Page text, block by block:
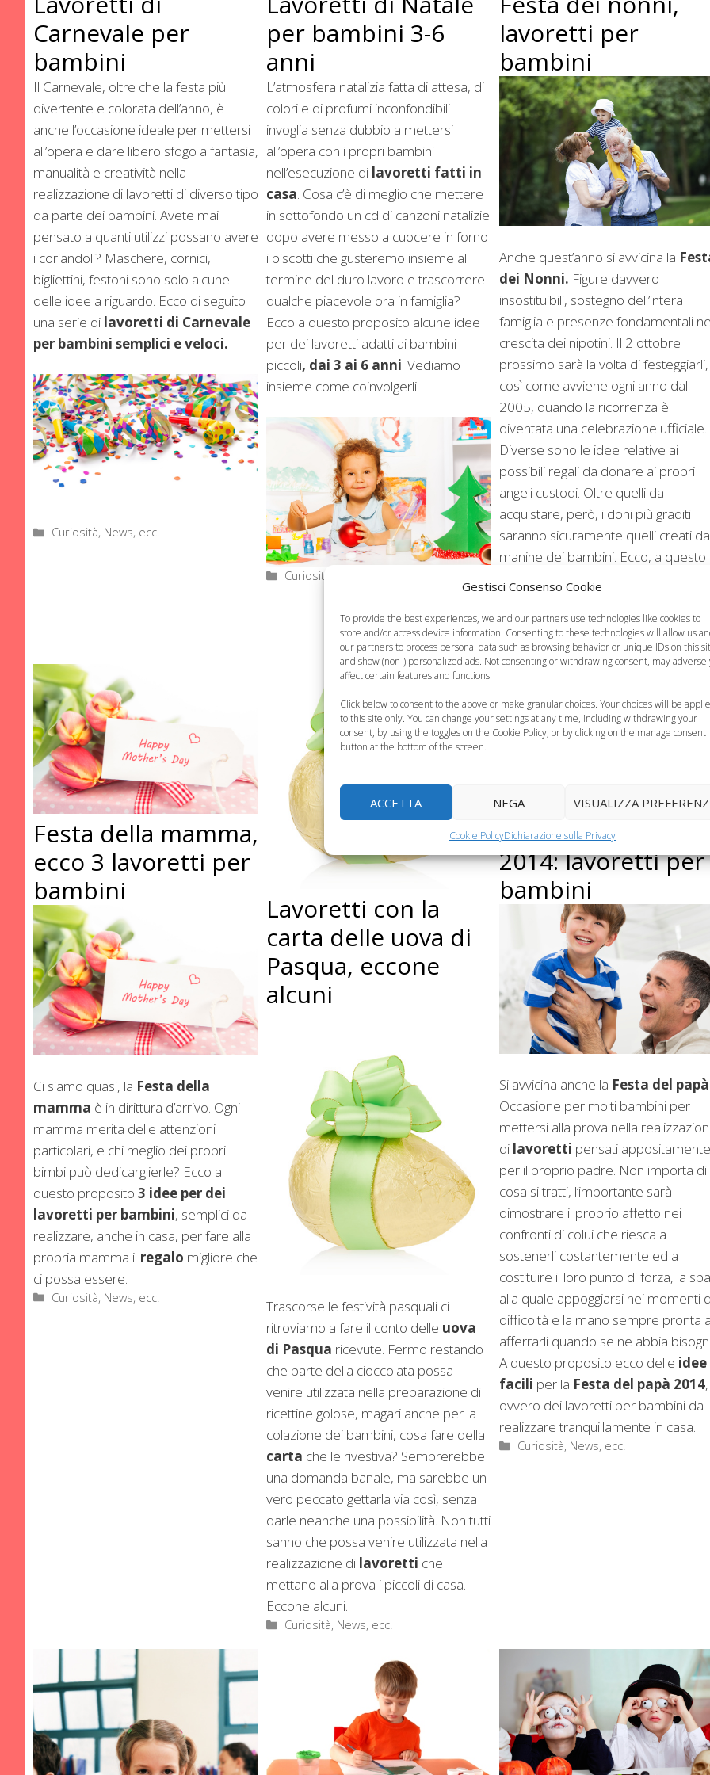
Gestisci Consenso Cookie
To provide the best experiences, we and our partners use technologies like cookies to
store and/or access device information. Consenting to these technologies will allow us
our partners to process personal data such as browsing behavior or unique IDs on this
and show (non-) personalized ads. Not consenting or withdrawing consent, may
affect certain features and functions.
Click below to consent to the above or make granular choices. Your choices will be
to this site only. You can change your settings at any time, including withdrawing your
consent, by using the toggles on the Cookie Policy, or by clicking on the manage consent
button at the bottom of the screen.
ACCETTA NEGA VISUALIZZA
Cookie PolicyDichiarazione sulla Privacy
Carnevale per
bambini
Il Carnevale, oltre che la festa più
divertente e colorata dell’anno, è
anche l’occasione ideale per mettersi
all’opera e dare libero sfogo a fantasia,
manualità e creatività nella
realizzazione di lavoretti di diverso tipo
da parte dei bambini. Avete mai
pensato a quanti utilizzi possano avere
i coriandoli? Maschere, cornici,
bigliettini, festoni sono solo alcune
delle idee a riguardo. Ecco di seguito
una serie di lavoretti di Carnevale
per bambini semplici e veloci.
Categorie
Curiosità, News, ecc.
per bambini 3-6
anni
L’atmosfera natalizia fatta di attesa, di
colori e di profumi inconfondibili
invoglia senza dubbio a mettersi
all’opera con i propri bambini
nell’esecuzione di lavoretti fatti in
casa. Cosa c’è di meglio che mettere
in sottofondo un cd di canzoni natalizie
dopo avere messo a cuocere in forno
i biscotti che gusteremo insieme al
termine del duro lavoro e trascorrere
qualche piacevole ora in famiglia?
Ecco a questo proposito alcune idee
per dei lavoretti adatti ai bambini
piccoli, dai 3 ai 6 anni. Vediamo
insieme come coinvolgerli.
Categorie
Curiosità, News, ecc.
lavoretti per
bambini
Anche quest’anno si avvicina la
dei Nonni. Figure davvero
insostituibili, sostegno dell’intera
famiglia e presenze fondamentali
crescita dei nipotini. Il 2 ottobre
prossimo sarà la volta di festeggiarli,
così come avviene ogni anno dal
2005, quando la ricorrenza è
diventata una celebrazione ufficiale.
Diverse sono le idee relative ai
possibili regali da donare ai propri
angeli custodi. Oltre quelli da
acquistare, però, i doni più graditi
saranno sicuramente quelli creati
manine dei bambini. Ecco, a questo
proposito, alcuni
Nonni.
Categorie
Curiosità, News, ecc.
Festa della mamma,
ecco 3 lavoretti per
bambini
Ci siamo quasi, la Festa della
mamma è in dirittura d’arrivo. Ogni
mamma merita delle attenzioni
particolari, e chi meglio dei propri
bimbi può dedicarglierle? Ecco a
questo proposito 3 idee per dei
lavoretti per bambini, semplici da
realizzare, anche in casa, per fare alla
propria mamma il regalo migliore che
ci possa essere.
Categorie
Curiosità, News, ecc.
Lavoretti con la
carta delle uova di
Pasqua, eccone
alcuni
Trascorse le festività pasquali ci
ritroviamo a fare il conto delle uova
di Pasqua ricevute. Fermo restando
che parte della cioccolata possa
venire utilizzata nella preparazione di
ricettine golose, magari anche per la
colazione dei bambini, cosa fare della
carta che le rivestiva? Sembrerebbe
una domanda banale, ma sarebbe un
vero peccato gettarla via così, senza
darle neanche una possibilità. Non tutti
sanno che possa venire utilizzata nella
realizzazione di lavoretti che
mettano alla prova i piccoli di casa.
Eccone alcuni.
Categorie
Curiosità, News, ecc.
Festa del papà
2014: lavoretti per
bambini
Si avvicina anche la Festa del
Occasione per molti bambini per
mettersi alla prova nella
dilavoretti pensati appositamente
per il proprio padre. Non importa di
cosa si tratti, l’importante sarà
dimostrare il proprio affetto nei
confronti di colui che riesca a
sostenerli costantemente ed a
costituire il loro punto di forza, la
alla quale appoggiarsi nei momenti
difficoltà e la mano sempre pronta
afferrarli quando se ne abbia
A questo proposito ecco delle idee
facili per la Festa del papà 2014,
ovvero dei lavoretti per bambini da
realizzare tranquillamente in casa.
Categorie
Curiosità, News, ecc.